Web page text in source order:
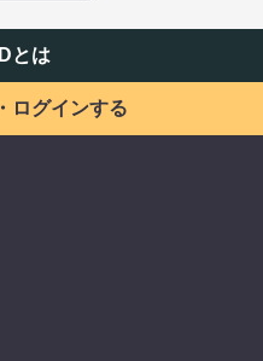
とは
ログインする